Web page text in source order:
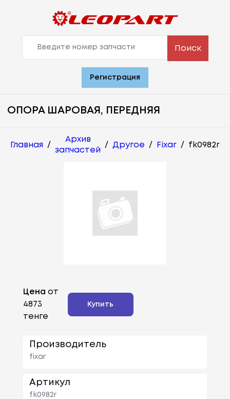
Поиск
Регистрация
ОПОРА ШАРОВАЯ, ПЕРЕДНЯЯ
Главная /
Архив
запчастей
/ Другое / Fixar / fk0982r
Цена от
4873
тенге
Купить
Производитель
fixar
Артикул
fk0982r